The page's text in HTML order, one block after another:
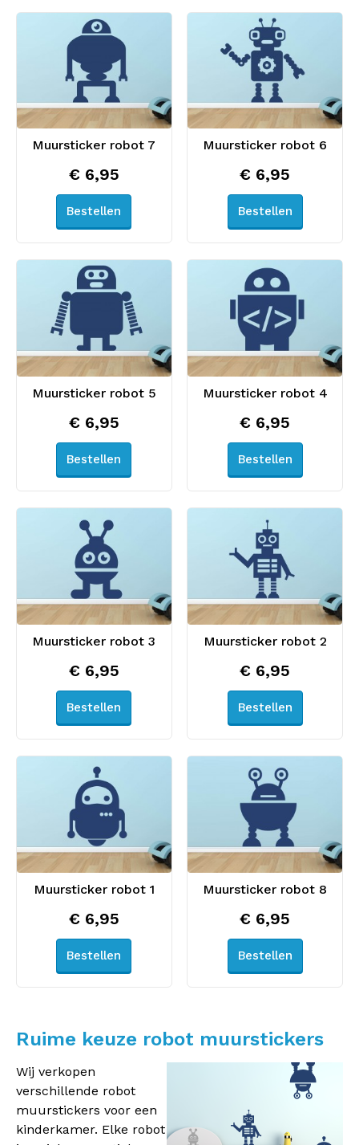
Muursticker robot 7
€ 6,95
Bestellen
Muursticker robot 6
€ 6,95
Bestellen
Muursticker robot 5
€ 6,95
Bestellen
Muursticker robot 4
€ 6,95
Bestellen
Muursticker robot 3
€ 6,95
Bestellen
Muursticker robot 2
€ 6,95
Bestellen
Muursticker robot 1
€ 6,95
Bestellen
Muursticker robot 8
€ 6,95
Bestellen
Ruime keuze robot muurstickers
Wij verkopen
verschillende robot
muurstickers voor een
kinderkamer. Elke robot